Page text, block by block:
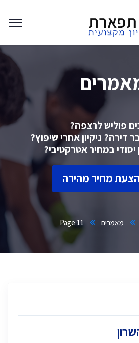
פוליש לרצפה?
דירה? ניקיון אחרי שיפוץ?
יסודי במחיר אטרקטיבי?
מחיר מהירה
מאמרים Page 11